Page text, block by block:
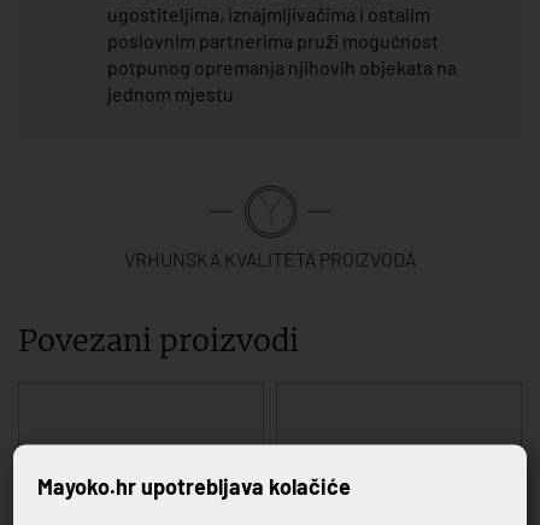
ugostiteljima, iznajmljivačima i ostalim
poslovnim partnerima pruži mogućnost
potpunog opremanja njihovih objekata na
jednom mjestu
VRHUNSKA KVALITETA PROIZVODA
Povezani proizvodi
Mayoko.hr upotrebljava kolačiće